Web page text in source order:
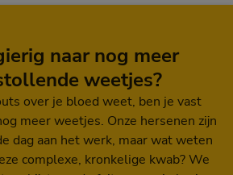
naar nog meer
weetjes?
over je bloed weet, ben je vast
meer weetjes. Onze hersenen zijn
dag aan het werk, maar wat weten
complexe, kronkelige kwab? We